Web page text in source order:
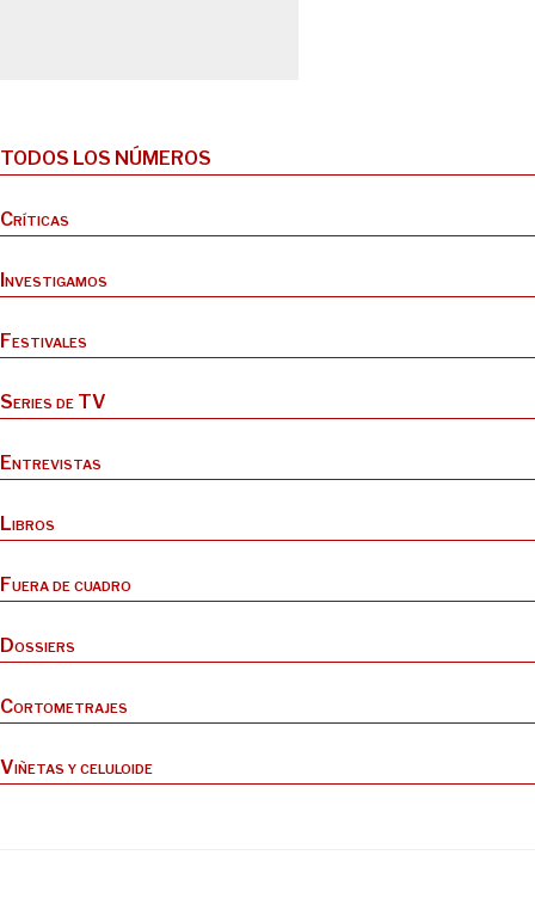
TODOS LOS NÚMEROS
Críticas
Investigamos
Festivales
Series de TV
Entrevistas
Libros
Fuera de cuadro
Dossiers
Cortometrajes
Viñetas y celuloide